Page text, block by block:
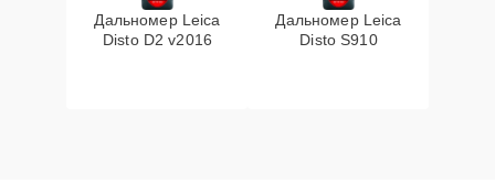
Дальномер Leica
Disto D2 v2016
Дальномер Leica
Disto S910